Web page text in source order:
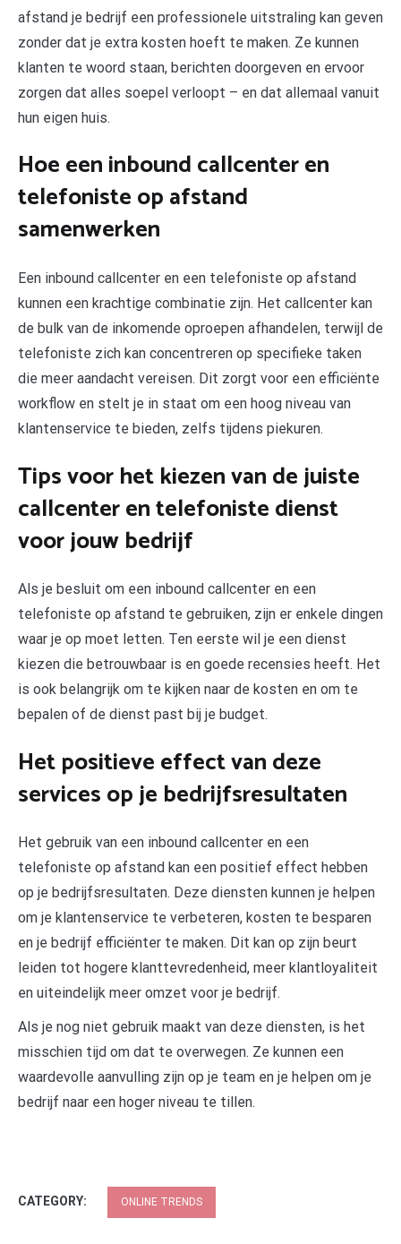
afstand je bedrijf een professionele uitstraling kan geven
zonder dat je extra kosten hoeft te maken. Ze kunnen
klanten te woord staan, berichten doorgeven en ervoor
zorgen dat alles soepel verloopt – en dat allemaal vanuit
hun eigen huis.
Hoe een inbound callcenter en
telefoniste op afstand
samenwerken
Een inbound callcenter en een telefoniste op afstand
kunnen een krachtige combinatie zijn. Het callcenter kan
de bulk van de inkomende oproepen afhandelen, terwijl de
telefoniste zich kan concentreren op specifieke taken
die meer aandacht vereisen. Dit zorgt voor een efficiënte
workflow en stelt je in staat om een hoog niveau van
klantenservice te bieden, zelfs tijdens piekuren.
Tips voor het kiezen van de juiste
callcenter en telefoniste dienst
voor jouw bedrijf
Als je besluit om een inbound callcenter en een
telefoniste op afstand te gebruiken, zijn er enkele dingen
waar je op moet letten. Ten eerste wil je een dienst
kiezen die betrouwbaar is en goede recensies heeft. Het
is ook belangrijk om te kijken naar de kosten en om te
bepalen of de dienst past bij je budget.
Het positieve effect van deze
services op je bedrijfsresultaten
Het gebruik van een inbound callcenter en een
telefoniste op afstand kan een positief effect hebben
op je bedrijfsresultaten. Deze diensten kunnen je helpen
om je klantenservice te verbeteren, kosten te besparen
en je bedrijf efficiënter te maken. Dit kan op zijn beurt
leiden tot hogere klanttevredenheid, meer klantloyaliteit
en uiteindelijk meer omzet voor je bedrijf.
Als je nog niet gebruik maakt van deze diensten, is het
misschien tijd om dat te overwegen. Ze kunnen een
waardevolle aanvulling zijn op je team en je helpen om je
bedrijf naar een hoger niveau te tillen.
CATEGORY: ONLINE TRENDS